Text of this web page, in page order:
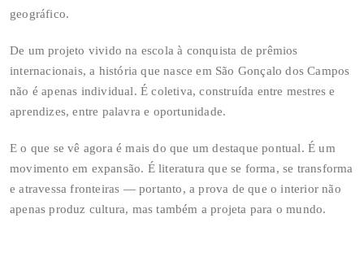
geográfico.
De um projeto vivido na escola à conquista de prêmios
internacionais, a história que nasce em São Gonçalo dos Campos
não é apenas individual. É coletiva, construída entre mestres e
aprendizes, entre palavra e oportunidade.
E o que se vê agora é mais do que um destaque pontual. É um
movimento em expansão. É literatura que se forma, se transforma
e atravessa fronteiras — portanto, a prova de que o interior não
apenas produz cultura, mas também a projeta para o mundo.